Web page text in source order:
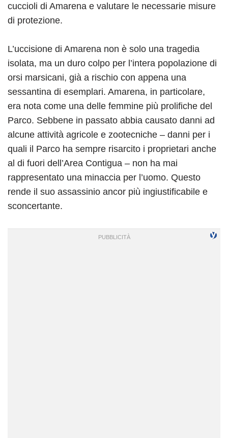
cuccioli di Amarena e valutare le necessarie misure
di protezione.
L’uccisione di Amarena non è solo una tragedia
isolata, ma un duro colpo per l’intera popolazione di
orsi marsicani, già a rischio con appena una
sessantina di esemplari. Amarena, in particolare,
era nota come una delle femmine più prolifiche del
Parco. Sebbene in passato abbia causato danni ad
alcune attività agricole e zootecniche – danni per i
quali il Parco ha sempre risarcito i proprietari anche
al di fuori dell’Area Contigua – non ha mai
rappresentato una minaccia per l’uomo. Questo
rende il suo assassinio ancor più ingiustificabile e
sconcertante.